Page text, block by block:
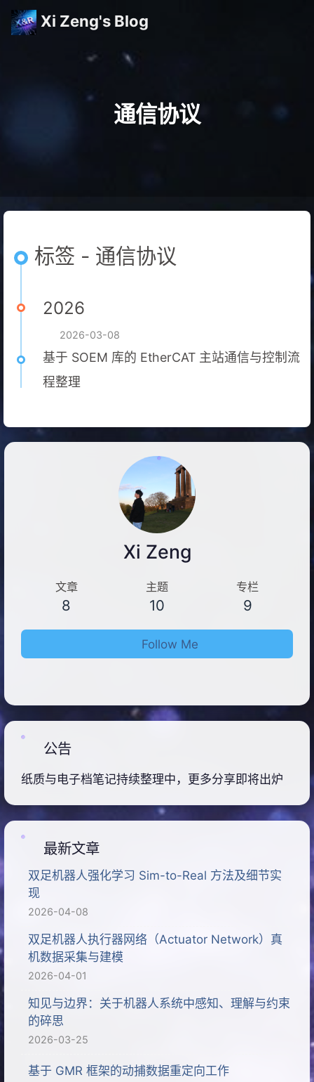
Xi Zeng's Blog
通信协议
标签 - 通信协议
2026
2026-03-08
基于 SOEM 库的 EtherCAT 主站通信与控制流
程整理
Xi Zeng
文章
8
主题
10
专栏
9
Follow Me
公告
纸质与电子档笔记持续整理中，更多分享即将出炉
最新文章
双足机器人强化学习 Sim-to-Real 方法及细节实
现
2026-04-08
双足机器人执行器网络（Actuator Network）真
机数据采集与建模
2026-04-01
知见与边界：关于机器人系统中感知、理解与约束
的碎思
2026-03-25
基于 GMR 框架的动捕数据重定向工作